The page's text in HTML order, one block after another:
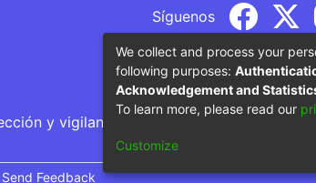
Síguenos
y vigilancia por parte del Ministerio de
Send Feedback
We collect and process your
following purposes:
Acknowledgement and
To learn more, please read our
Customize